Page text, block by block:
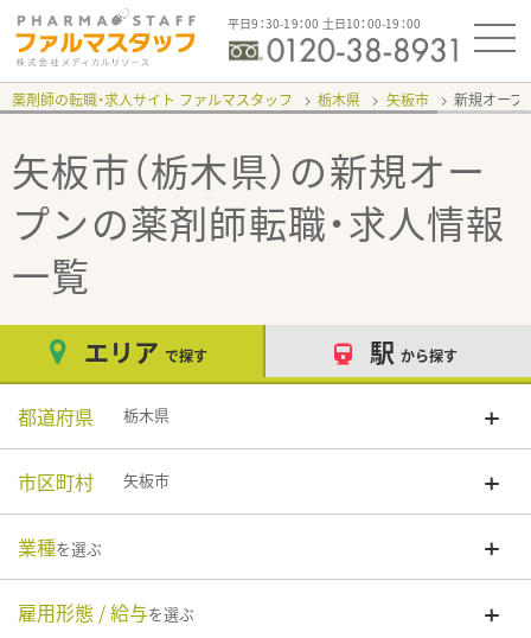
平日9：30-19：00 土日10：00-19：00
薬剤師の転職・求人サイト ファルマスタッフ 栃木県 矢板市 新規オープ
矢板市（栃木県）の新規オー
プンの薬剤師転職・求人情報
一覧
エリア で探す 駅 から探す
都道府県 栃木県
市区町村 矢板市
業種を選ぶ
雇用形態 / 給与を選ぶ